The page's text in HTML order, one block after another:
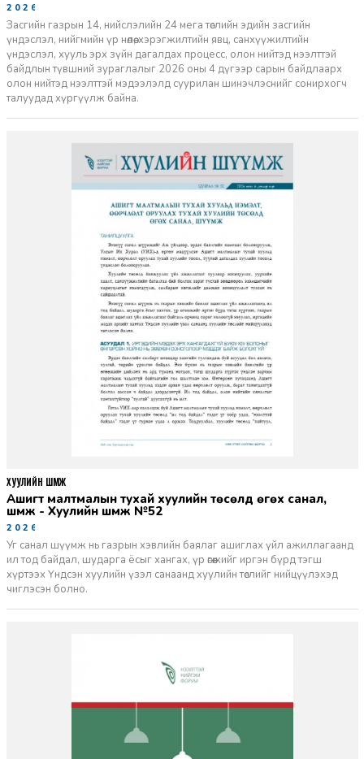
2026-06-29
Засгийн газрын 14, нийслэлийн 24 мега төслийн эдийн засгийн
үндэслэл, нийгмийн үр нөлөө, хэрэгжилтийн явц, санхүүжилтийн
үндэслэл, хууль эрх зүйн дагалдах процесс, олон нийтэд нээлттэй
байдлын түвшний зураглалыг 2026 оны 4 дүгээр сарын байдлаарх
олон нийтэд нээлттэй мэдээлэлд суурилан шинэчлэснийг сонирхогч
талуудад хүргүүлж байна.
Ашигт малтмалын тухай хуулийн төсөлд өгөх санал,
шүүмж - Хуулийн шүүмж №52
2026-06-29
Уг санал шүүмж нь газрын хэвлийн баялаг ашиглах үйл ажиллагаанд
ил тод байдал, шударга ёсыг хангах, үр өгөөжийг иргэн бүрд тэгш
хүртээх Үндсэн хуулийн үзэл санаанд хуулийн төслийг нийцүүлэхэд
чиглэсэн болно.
ХУУЛИЙН ШҮҮМЖ